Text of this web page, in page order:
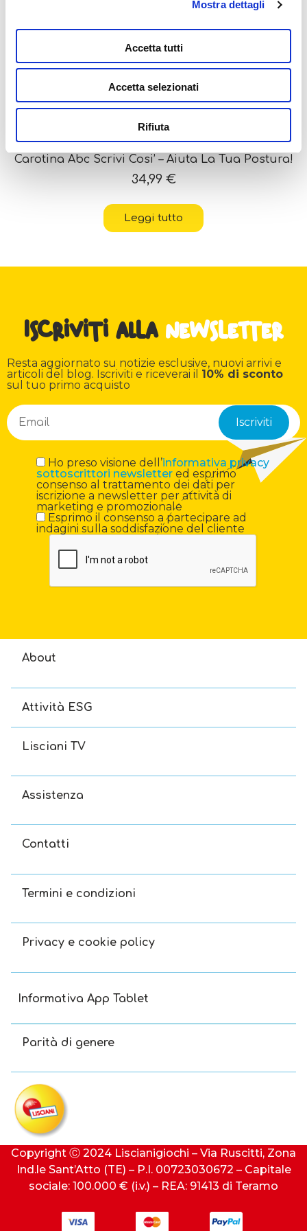
Mostra dettagli
Accetta tutti
Accetta selezionati
Rifiuta
OUT OF STOCK
Carotina Abc Scrivi Cosi’ – Aiuta La Tua Postura!
34,99 €
Leggi tutto
Iscriviti alla newsletter
Resta aggiornato su notizie esclusive, nuovi arrivi e
articoli del blog. Iscriviti e riceverai il 10% di sconto
sul tuo primo acquisto
Ho preso visione dell’informativa privacy
sottoscrittori newslettered esprimo
consenso al trattamento dei dati per
iscrizione a newsletter per attività di
marketing e promozionale
Esprimo il consenso a partecipare ad
indagini sulla soddisfazione del cliente
About
Attività ESG
Lisciani TV
Assistenza
Contatti
Termini e condizioni
Privacy e cookie policy
Informativa App Tablet
Parità di genere
Copyright Ⓒ 2024 Liscianigiochi – Via Ruscitti, Zona
Ind.le Sant’Atto (TE) – P.I. 00723030672 – Capitale
sociale: 100.000 € (i.v.) – REA: 91413 di Teramo